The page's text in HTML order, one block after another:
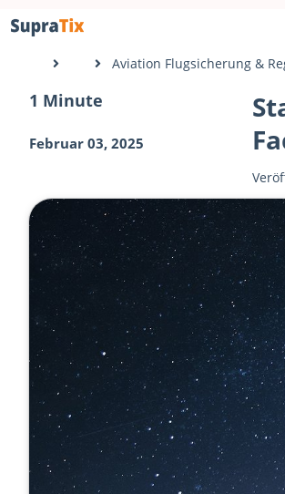
Aviation Flugsicherung &
1 Minute
Februar 03, 2025